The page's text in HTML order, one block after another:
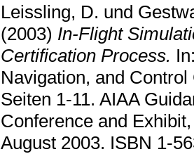
Leissling, D. und
(2003) In-Flight
Certification Process.
Navigation, and
Seiten 1-11. AIAA
Conference and
August 2003. ISBN 1-